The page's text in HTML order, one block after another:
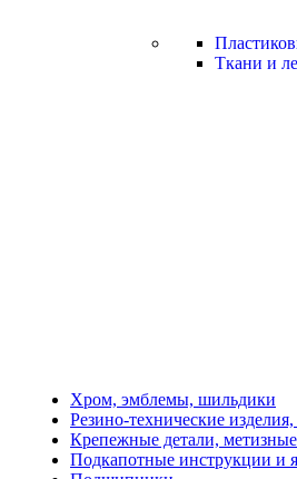
Ткани и
Хром, эмблемы, шильдики
Резино-технические
Крепежные детали,
Подкапотные инструкции и